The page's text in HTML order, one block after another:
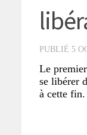
PUBLIÉ 5
Le
se libérer
à cette fin.